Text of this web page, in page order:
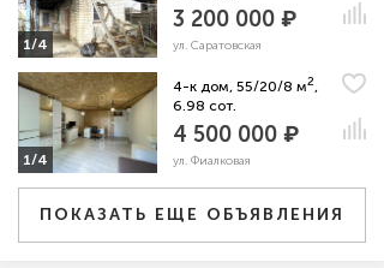
1/4
3 200 000 ₽
ул. Саратовская
1/4
4-к дом, 55/20/8 м2,
6.98 сот.
4 500 000 ₽
ул. Фиалковая
ПОКАЗАТЬ ЕЩЕ ОБЪЯВЛЕНИЯ